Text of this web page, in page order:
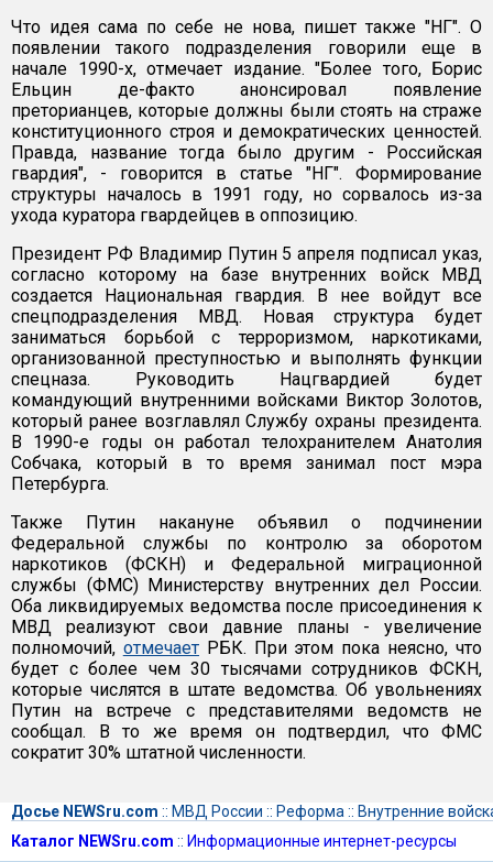
Что идея сама по себе не нова, пишет также "НГ". О
появлении такого подразделения говорили еще в
начале 1990-х, отмечает издание. "Более того, Борис
Ельцин де-факто анонсировал появление
преторианцев, которые должны были стоять на страже
конституционного строя и демократических ценностей.
Правда, название тогда было другим - Российская
гвардия", - говорится в статье "НГ". Формирование
структуры началось в 1991 году, но сорвалось из-за
ухода куратора гвардейцев в оппозицию.
Президент РФ Владимир Путин 5 апреля подписал указ,
согласно которому на базе внутренних войск МВД
создается Национальная гвардия. В нее войдут все
спецподразделения МВД. Новая структура будет
заниматься борьбой с терроризмом, наркотиками,
организованной преступностью и выполнять функции
спецназа. Руководить Нацгвардией будет
командующий внутренними войсками Виктор Золотов,
который ранее возглавлял Службу охраны президента.
В 1990-е годы он работал телохранителем Анатолия
Собчака, который в то время занимал пост мэра
Петербурга.
Также Путин накануне объявил о подчинении
Федеральной службы по контролю за оборотом
наркотиков (ФСКН) и Федеральной миграционной
службы (ФМС) Министерству внутренних дел России.
Оба ликвидируемых ведомства после присоединения к
МВД реализуют свои давние планы - увеличение
полномочий, отмечаетРБК. При этом пока неясно, что
будет с более чем 30 тысячами сотрудников ФСКН,
которые числятся в штате ведомства. Об увольнениях
Путин на встрече с представителями ведомств не
сообщал. В то же время он подтвердил, что ФМС
сократит 30% штатной численности.
Досье NEWSru.com :: МВД России :: Реформа :: Внутренние
Каталог NEWSru.com :: Информационные интернет-ресурсы